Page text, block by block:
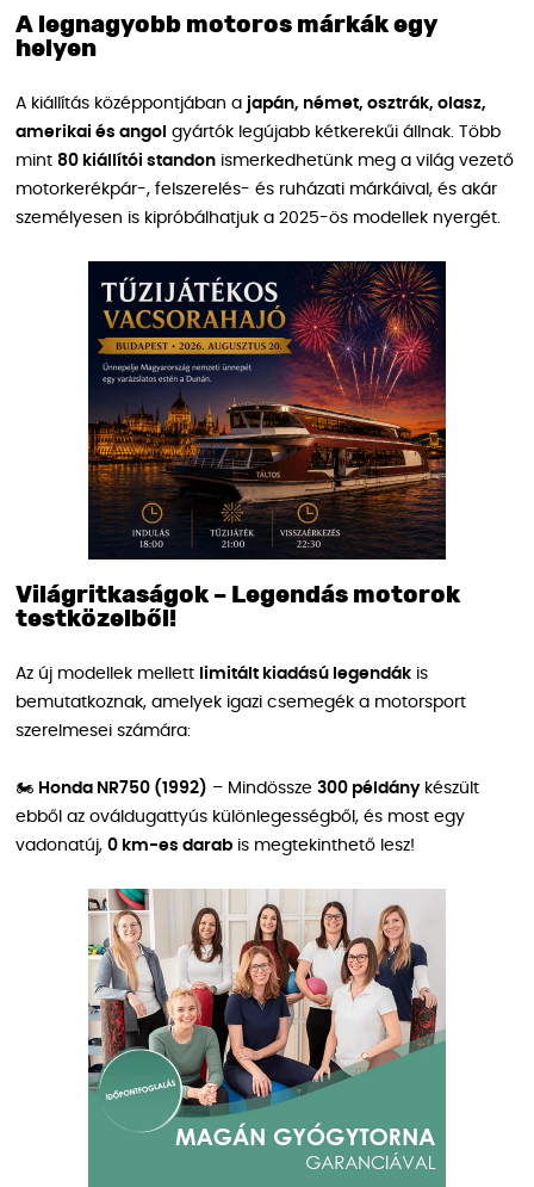
A legnagyobb motoros márkák egy
helyen
A kiállítás középpontjában a japán, német, osztrák, olasz,
amerikai és angol gyártók legújabb kétkerekűi állnak. Több
mint 80 kiállítói standon ismerkedhetünk meg a világ vezető
motorkerékpár-, felszerelés- és ruházati márkáival, és akár
személyesen is kipróbálhatjuk a 2025-ös modellek nyergét.
Világritkaságok – Legendás motorok
testközelből!
Az új modellek mellett limitált kiadású legendák is
bemutatkoznak, amelyek igazi csemegék a motorsport
szerelmesei számára:
🏍 Honda NR750 (1992) – Mindössze 300 példánykészült
ebből az ováldugattyús különlegességből, és most egy
vadonatúj, 0 km-es darab is megtekinthető lesz!